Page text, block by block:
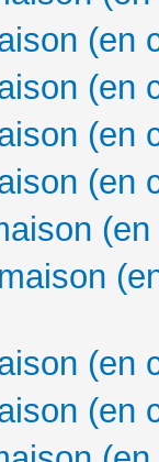
(en
(en
(en
(en
(en
(en